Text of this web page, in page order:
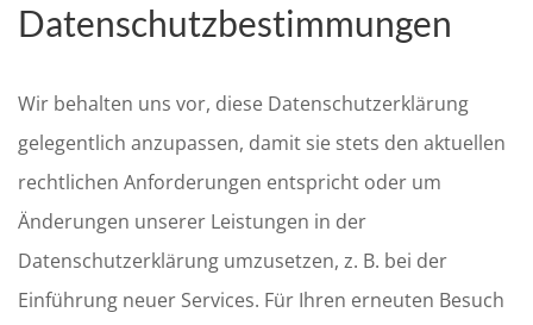
Datenschutzbestimmungen
Wir behalten uns vor, diese Datenschutzerklärung
gelegentlich anzupassen, damit sie stets den aktuellen
rechtlichen Anforderungen entspricht oder um
Änderungen unserer Leistungen in der
Datenschutzerklärung umzusetzen, z. B. bei der
Einführung neuer Services. Für Ihren erneuten Besuch